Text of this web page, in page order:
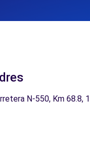
N-550, Km 68.8,